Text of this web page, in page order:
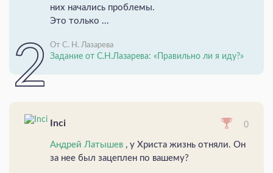
них начались проблемы.
Это только ...
От С. Н. Лазарева
Задание от С.Н.Лазарева: «Правильно ли я иду?»
Inci 0
Андрей Латышев , у Христа жизнь отняли. Он
за нее был зацеплен по вашему?